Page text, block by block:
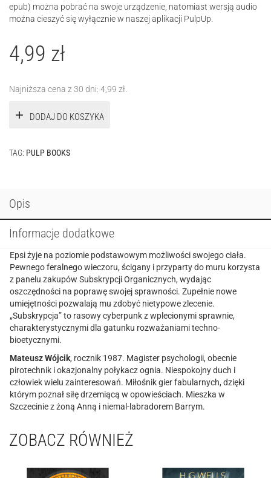
epub) można pobrać na swoje urządzenie, natomiast wersją audio
można cieszyć się wyłącznie w naszej aplikacji PulpUp.
4,99 zł
Najniższa cena z 30 dni: 4,99 zł
DODAJ DO KOSZYKA
TAG: PULP BOOKS
Opis
Informacje dodatkowe
Epsi żyje na poziomie podstawowym możliwości swojego ciała.
Pewnego feralnego wieczoru, ścigany i przyparty do muru korzysta
z panelu zakupów Subskrypcji Organicznych, wydając
oszczędności na poprawę swojej sprawności. Zupełnie nowe
umiejętności pozwalają mu zdobyć nietypowe zlecenie.
„Subskrypcja” to rasowy cyberpunk z wplecionymi sprawnie,
charakterystycznymi dla gatunku rozważaniami techno-
bioetycznymi.
Mateusz Wójcik, rocznik 1987. Magister psychologii, obecnie
pirotechnik i okazjonalny połykacz ognia. Niespokojny duch i
człowiek wielu zainteresowań. Miłośnik gier fabularnych, dzięki
którym poznał siłę drzemiącą w opowieściach. Mieszka w
Szczecinie z żoną Anną i niemal-labradorem Barrym.
ZOBACZ RÓWNIEŻ